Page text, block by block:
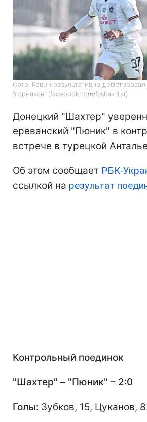
Фото: Кевин результативно дебютировал
"горняков" (facebook.com/fcshakhtar)
Донецкий "Шахтер"
ереванский "Пюник" в
встрече в турецкой
Об этом сообщает РБК-
ссылкой на результат
Контрольный поединок
"Шахтер" – "Пюник" – 2:0
Голы: Зубков, 15, Цуканов,